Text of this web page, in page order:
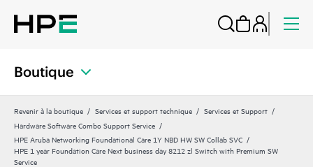
Boutique
Revenir à la boutique Services et support technique
Services et Support
Hardware Software Combo Support Service
HPE Aruba Networking Foundational Care 1Y NBD HW SW Collab SVC
HPE 1 year Foundation Care Next business day 8212 zl Switch with Premium SW
Service